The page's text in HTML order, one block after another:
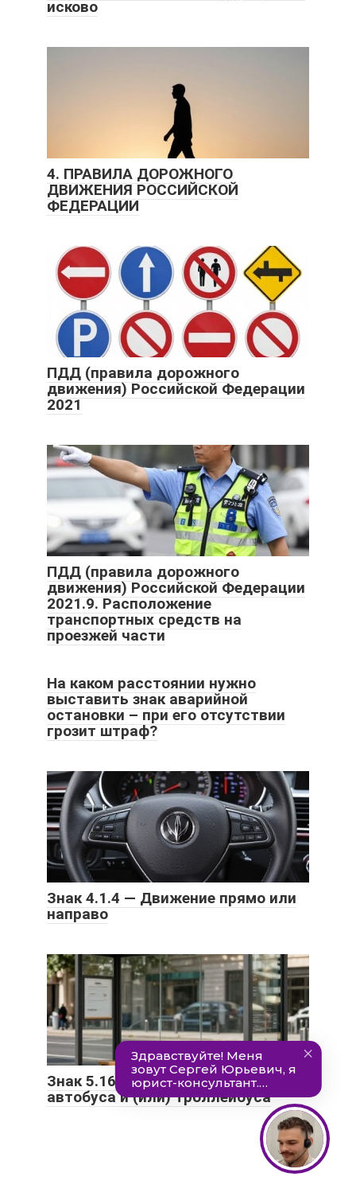
исково
4. ПРАВИЛА ДОРОЖНОГО
ДВИЖЕНИЯ РОССИЙСКОЙ
ФЕДЕРАЦИИ
ПДД (правила дорожного
движения) Российской Федерации
2021
ПДД (правила дорожного
движения) Российской Федерации
2021.9. Расположение
транспортных средств на
проезжей части
На каком расстоянии нужно
выставить знак аварийной
остановки – при его отсутствии
грозит штраф?
Знак 4.1.4 — Движение прямо или
направо
Знак 5.16 — Место остановки
автобуса и (или) троллейбуса